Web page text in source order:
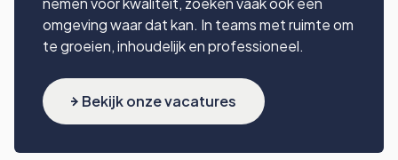
omgeving waar dat kan. In teams met ruimte om
te groeien, inhoudelijk en professioneel.
Bekijk onze vacatures